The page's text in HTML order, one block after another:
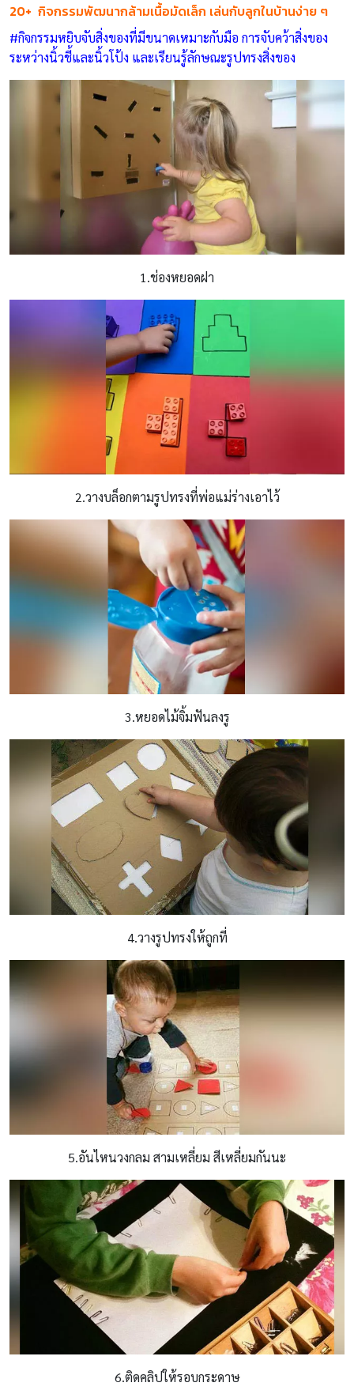
20+ กิจกรรมพัฒนากล้ามเนื้อมัดเล็ก เล่นกับลูกในบ้านง่าย ๆ
#กิจกรรมหยิบจับสิ่งของที่มีขนาดเหมาะกับมือ การจับคว้าสิ่งของ
ระหว่างนิ้วชี้และนิ้วโป้ง และเรียนรู้ลักษณะรูปทรงสิ่งของ
1.ช่องหยอดฝา
2.วางบล็อกตามรูปทรงที่พ่อแม่ร่างเอาไว้
3.หยอดไม้จิ้มฟันลงรู
4.วางรูปทรงให้ถูกที่
5.อันไหนวงกลม สามเหลี่ยม สีเหลี่ยมกันนะ
6.ติดคลิปให้รอบกระดาษ